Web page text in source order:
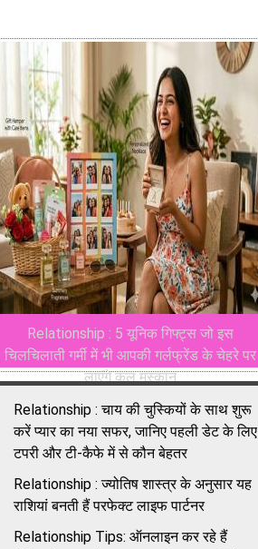
Relationship : ​5 यूनिक गिफ्ट्स जो इस
चिलचिलाती गर्मी में भी आपकी गर्लफ्रेंड के चेहरे पर
लाएंगे कूल मुस्कान
Relationship : चाय की चुस्कियों के साथ शुरू
करें प्यार का नया सफर, जानिए पहली डेट के लिए
टपरी और टी-कैफे में से कौन बेहतर
Relationship : ज्योतिष शास्त्र के अनुसार यह
राशियां बनती हैं परफेक्ट लाइफ पार्टनर
Relationship Tips: ऑनलाइन कर रहे हैं